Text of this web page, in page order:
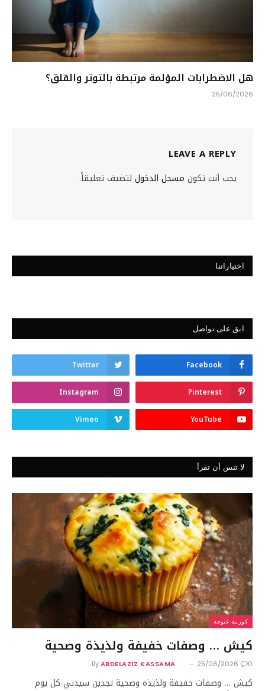
هل الاضطرابات المؤلمة مرتبطة بالتوتر والقلق؟
25/06/2026
LEAVE A REPLY
يجب أنت تكون مسجل الدخول لتضيف تعليقاً.
اختياراتنا
ابق على تواصل
Facebook
Twitter
Pinterest
Instagram
YouTube
Vimeo
لا تنس أن تقرأ
كوزينة غنوجة
كيش … وصفات خفيفة ولذيذة وصحية
By ABDELAZIZ KASSAMA 25/06/2026 0
كيش … وصفات خفيفة ولذيذة وصحية تجدين سيدتي كل يوم